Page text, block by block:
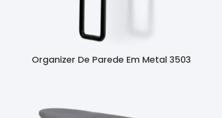
Organizer De Parede Em Metal 3503